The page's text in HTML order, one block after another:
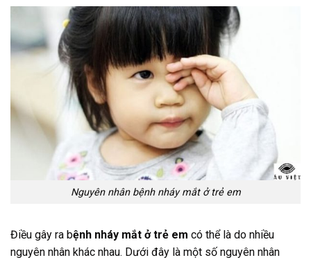
Nguyên nhân bệnh nháy mắt ở trẻ em
Điều gây ra bệnh nháy mắt ở trẻ em có thể là do nhiều
nguyên nhân khác nhau. Dưới đây là một số nguyên nhân